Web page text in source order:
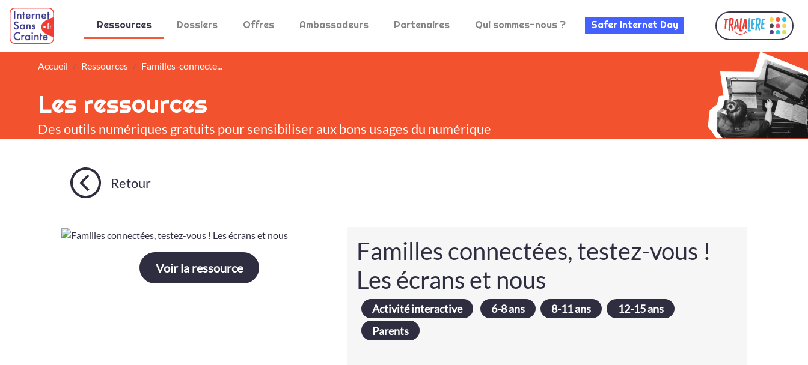
Panneau de gestion des cookies
Ressources Dossiers Offres Ambassadeurs Partenaires Qui sommes-nous ? Safer Internet Day
Accueil Ressources Familles-connecte...
Les ressources
Des outils numériques gratuits pour sensibiliser aux bons usages du numérique
Retour
Voir la ressource
Familles connectées, testez-vous !
Les écrans et nous
Activité interactive 6-8 ans 8-11 ans
12-15 ans
Parents